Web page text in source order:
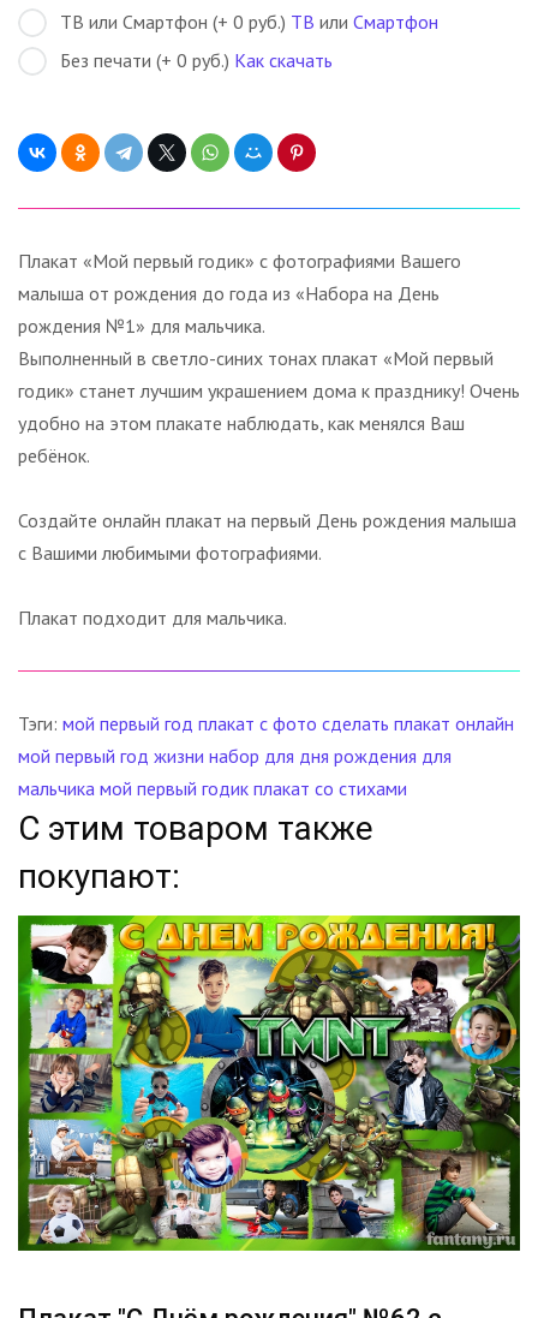
ТВ или Смартфон (+ 0 руб.) ТВ или Смартфон
Без печати (+ 0 руб.) Как скачать
Плакат «Мой первый годик» с фотографиями Вашего
малыша от рождения до года из «Набора на День
рождения №1» для мальчика.
Выполненный в светло-синих тонах плакат «Мой первый
годик» станет лучшим украшением дома к празднику! Очень
удобно на этом плакате наблюдать, как менялся Ваш
ребёнок.
Создайте онлайн плакат на первый День рождения малыша
с Вашими любимыми фотографиями.
Плакат подходит для мальчика.
Тэги: мой первый год плакат с фото сделать плакат онлайн
мой первый год жизни набор для дня рождения для
мальчика мой первый годик плакат со стихами
С этим товаром также
покупают: